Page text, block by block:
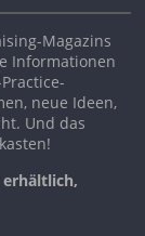
Magazins
Informationen
neue Ideen,
Und das
erhältlich,